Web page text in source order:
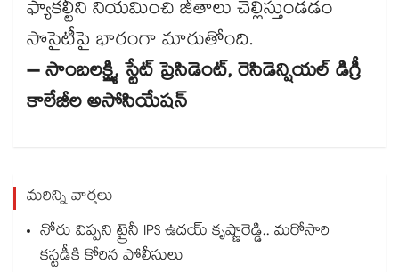
ఫ్యాకల్టీని నియమించి జీతాలు చెల్లిస్తుండడం
సొసైటీపై భారంగా మారుతోంది.
– సాంబలక్ష్మి, స్టేట్ ప్రెసిడెంట్, రెసిడెన్షియల్ డిగ్రీ
కాలేజీల అసోసియేషన్
మరిన్ని వార్తలు
నోరు విప్పని ట్రైనీ IPS ఉదయ్ కృష్ణారెడ్డి.. మరోసారి
కస్టడీకి కోరిన పోలీసులు